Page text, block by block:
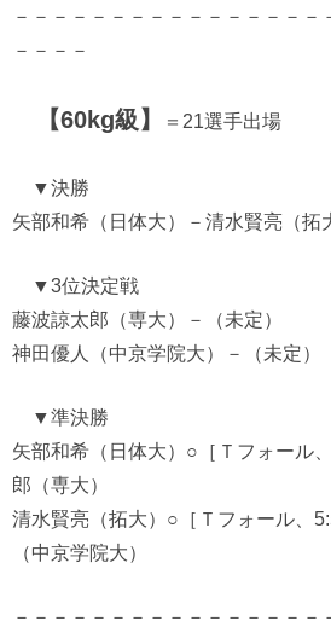
－－－－－－－－－－－－－－－－
－－－－
【60kg級】 ＝21選手出場
▼決勝
矢部和希（日体大）－清水賢亮（拓
▼3位決定戦
藤波諒太郎（専大）－（未定）
神田優人（中京学院大）－（未定）
▼準決勝
矢部和希（日体大）○［Ｔフォール
郎（専大）
清水賢亮（拓大）○［Ｔフォール、
（中京学院大）
－－－－－－－－－－－－－－－－